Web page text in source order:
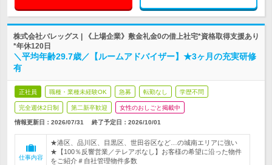
株式会社バレッグス | 《上場企業》敷金礼金0の借上社宅*資格取得支援あり
*年休120日
＼平均年齢29.7歳／【ルームアドバイザー】★3ヶ月の充実研修
有
正社員 職種・業種未経験OK 急募 転勤なし 学歴不問
完全週休2日制 第二新卒歓迎 女性のおしごと掲載中
情報更新日：2026/07/31 終了予定日： 2026/10/01
仕事内容
★港区、品川区、目黒区、世田谷区など…の城南エリアに強い
★【100％反響営業／テレアポなし】お客様の希望に沿った物件
をご紹介＃自社管理物件多数